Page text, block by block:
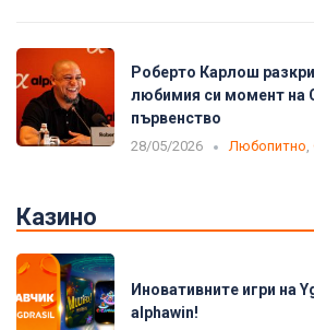
Роберто Карлош
любимия си момент на
първенство
28/05/2026 Любопитно,
Казино
Иновативните игри на
alphawin!